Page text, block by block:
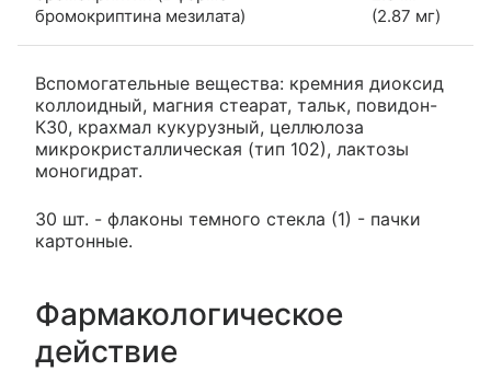
бромокриптина мезилата)
(2.87 мг)
Вспомогательные вещества: кремния диоксид
коллоидный, магния стеарат, тальк, повидон-
К30, крахмал кукурузный, целлюлоза
микрокристаллическая (тип 102), лактозы
моногидрат.
30 шт. - флаконы темного стекла (1) - пачки
картонные.
Фармакологическое
действие